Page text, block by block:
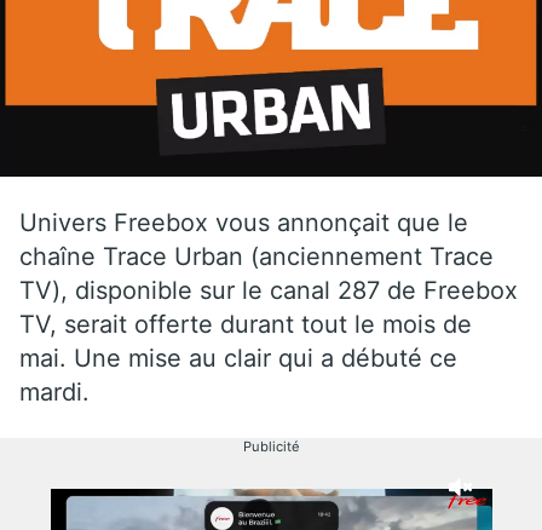
Univers Freebox vous annonçait que le
chaîne Trace Urban (anciennement Trace
TV), disponible sur le canal 287 de Freebox
TV, serait offerte durant tout le mois de
mai. Une mise au clair qui a débuté ce
mardi.
Publicité